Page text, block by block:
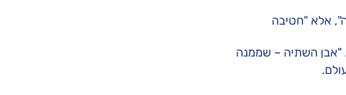
אלא "חטיבה
"אבן השתיה – שממנה